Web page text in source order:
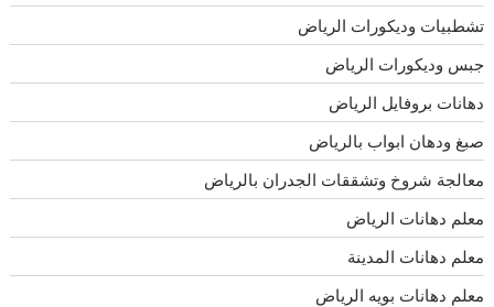
تشطبيات وديكورات الرياض
جبس وديكورات الرياض
دهانات بروفايل الرياض
صبغ ودهان ابواب بالرياض
معالجة شروخ وتشققات الجدران بالرياض
معلم دهانات الرياض
معلم دهانات المدينة
معلم دهانات بويه الرياض